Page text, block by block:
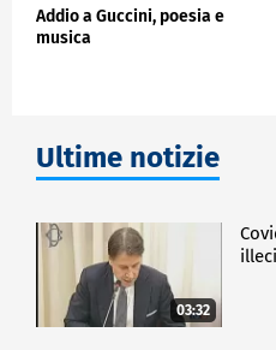
Addio a Guccini, poesia e
musica
Ultime notizie
03:32